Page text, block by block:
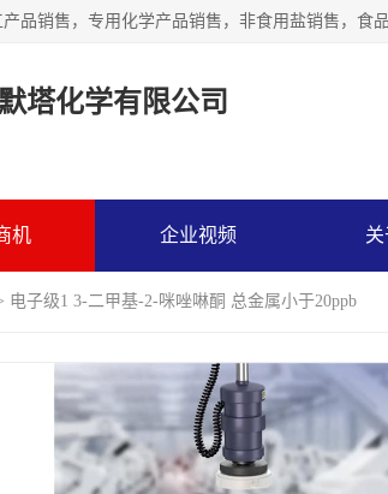
塔化学有限公司
机 企业视频 关
电子级1 3-二甲基-2-咪唑啉酮 总金属小于20ppb